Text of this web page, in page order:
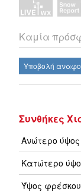
Καμία
Υποβολή
Συνθήκες
Ανώτερο ύψος
Κατώτερο
Ύψος φρέσκου